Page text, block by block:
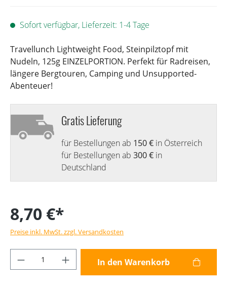
Sofort verfügbar, Lieferzeit: 1-4 Tage
Travellunch Lightweight Food, Steinpilztopf mit
Nudeln, 125g EINZELPORTION. Perfekt für Radreisen,
längere Bergtouren, Camping und Unsupported-
Abenteuer!
Gratis Lieferung
für Bestellungen ab 150 € in Österreich
für Bestellungen ab 300 € in
Deutschland
8,70 €*
Preise inkl. MwSt. zzgl. Versandkosten
Produkt Anzahl: Gib den gewünschten
In den Warenkorb